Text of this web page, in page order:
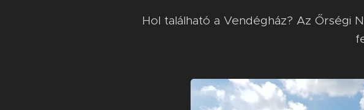
Hol található a Vendégház? Az Őrségi